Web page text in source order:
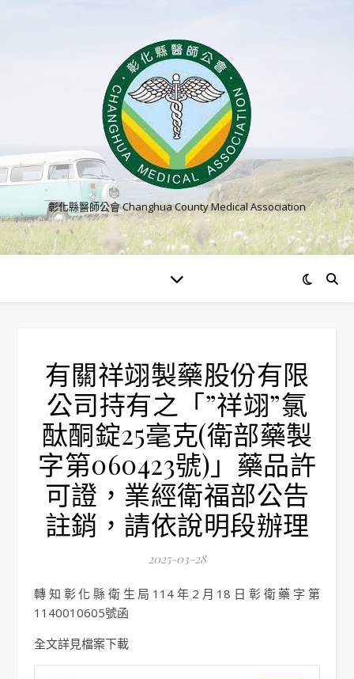
彰化縣醫師公會 Changhua County Medical Association
有關祥翊製藥股份有限
公司持有之「”祥翊”氯
酞酮錠25毫克(衛部藥製
字第060423號)」藥品許
可證，業經衛福部公告
註銷，請依說明段辦理
2025-03-28
轉知彰化縣衛生局114年2月18日彰衛藥字第
1140010605號函
全文詳見檔案下載